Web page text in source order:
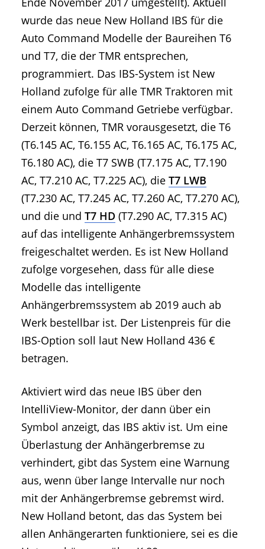
wurde das neue New Holland IBS für die
Auto Command Modelle der Baureihen T6
und T7, die der TMR entsprechen,
programmiert. Das IBS-System ist New
Holland zufolge für alle TMR Traktoren mit
einem Auto Command Getriebe verfügbar.
Derzeit können, TMR vorausgesetzt, die T6
(T6.145 AC, T6.155 AC, T6.165 AC, T6.175 AC,
T6.180 AC), die T7 SWB (T7.175 AC, T7.190
AC, T7.210 AC, T7.225 AC), die T7 LWB
(T7.230 AC, T7.245 AC, T7.260 AC, T7.270 AC),
und die und T7 HD (T7.290 AC, T7.315 AC)
auf das intelligente Anhängerbremssystem
freigeschaltet werden. Es ist New Holland
zufolge vorgesehen, dass für alle diese
Modelle das intelligente
Anhängerbremssystem ab 2019 auch ab
Werk bestellbar ist. Der Listenpreis für die
IBS-Option soll laut New Holland 436 €
betragen.
Aktiviert wird das neue IBS über den
IntelliView-Monitor, der dann über ein
Symbol anzeigt, das IBS aktiv ist. Um eine
Überlastung der Anhängerbremse zu
verhindert, gibt das System eine Warnung
aus, wenn über lange Intervalle nur noch
mit der Anhängerbremse gebremst wird.
New Holland betont, das das System bei
allen Anhängerarten funktioniere, sei es die